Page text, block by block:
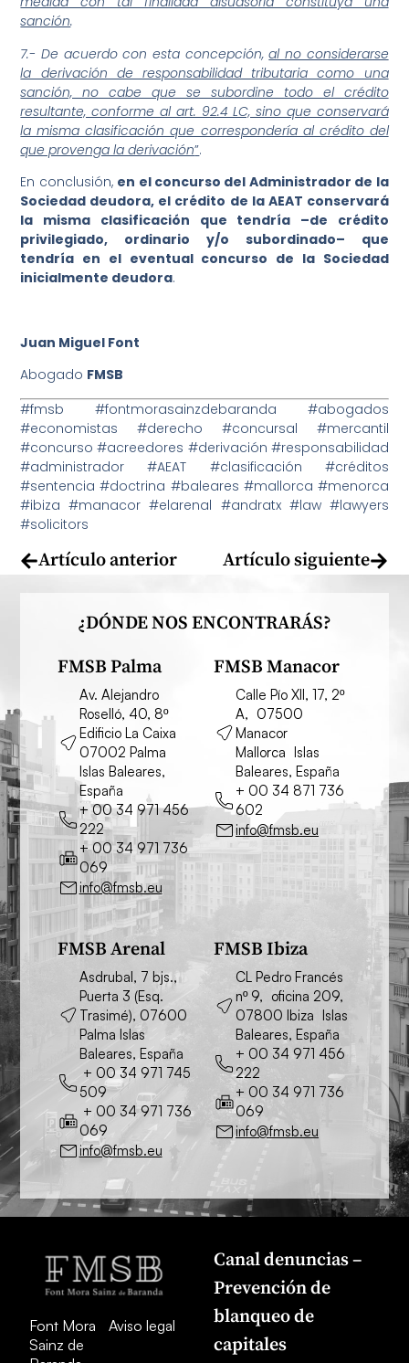
sanción.
7.- De acuerdo con esta concepción,al no considerarse
la derivación de responsabilidad tributaria como una
sanción, no cabe que se subordine todo el crédito
resultante, conforme al art. 92.4 LC, sino que conservará
la misma clasificación que correspondería al crédito del
que provenga la derivación”.
En conclusión, en el concurso del Administrador de la
Sociedad deudora, el crédito de la AEAT conservará
la misma clasificación que tendría –de crédito
privilegiado, ordinario y/o subordinado– que
tendría en el eventual concurso de la Sociedad
inicialmente deudora.
Juan Miguel Font
Abogado FMSB
#fmsb #fontmorasainzdebaranda #abogados
#economistas #derecho #concursal #mercantil
#concurso #acreedores #derivación #responsabilidad
#administrador #AEAT #clasificación #créditos
#sentencia #doctrina #baleares #mallorca #menorca
#ibiza #manacor #elarenal #andratx #law #lawyers
#solicitors
Artículo anterior Artículo siguiente
¿DÓNDE NOS ENCONTRARÁS?
FMSB Palma
Av. Alejandro
Roselló, 40, 8º
Edificio La Caixa
07002 Palma
Islas Baleares,
España
+ 00 34 971 456
222
+ 00 34 971 736
069
info@fmsb.eu
FMSB Manacor
Calle Pío XII, 17, 2º
A, 07500
Manacor
Mallorca Islas
Baleares, España
+ 00 34 871 736
602
info@fmsb.eu
FMSB Arenal
Asdrubal, 7 bjs.,
Puerta 3 (Esq.
Trasimé), 07600
Palma Islas
Baleares, España
+ 00 34 971 745
509
+ 00 34 971 736
069
info@fmsb.eu
FMSB Ibiza
CL Pedro Francés
nº 9, oficina 209,
07800 Ibiza Islas
Baleares, España
+ 00 34 971 456
222
+ 00 34 971 736
069
info@fmsb.eu
Font Mora
Sainz de
Aviso legal
Canal denuncias –
Prevención de
blanqueo de
capitales